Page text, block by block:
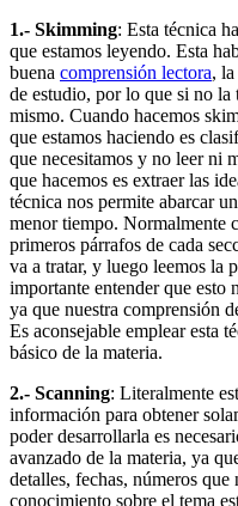
1.- Skimming: Esta técnica
que estamos leyendo. Esta
buena comprensión lectora,
de estudio, por lo que si no la
mismo. Cuando hacemos
que estamos haciendo es
que necesitamos y no leer ni
que hacemos es extraer las
técnica nos permite abarcar
menor tiempo. Normalmente
primeros párrafos de cada
va a tratar, y luego leemos la
importante entender que esto
ya que nuestra comprensión
Es aconsejable emplear esta
básico de la materia.
2.- Scanning: Literalmente
información para obtener
poder desarrollarla es
avanzado de la materia, ya
detalles, fechas, números
conocimiento sobre el tema